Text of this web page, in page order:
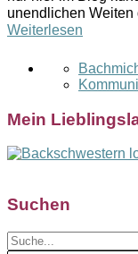
unendlichen
Weiterlesen
Mein
Suchen